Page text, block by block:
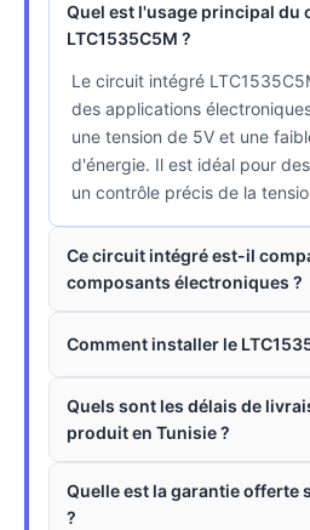
Quel est l'usage principal du
LTC1535C5M ?
Le circuit intégré
des applications
une tension de 5V et une
d'énergie. Il est idéal pour
un contrôle précis de la
Ce circuit intégré est-il
composants électroniques ?
Comment installer le
Quels sont les délais de
produit en Tunisie ?
Quelle est la garantie offerte
?